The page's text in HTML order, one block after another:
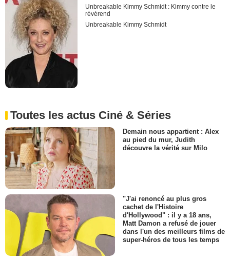
Unbreakable Kimmy Schmidt : Kimmy contre le
révérend
Unbreakable Kimmy Schmidt
Toutes les actus Ciné & Séries
Demain nous appartient : Alex
au pied du mur, Judith
découvre la vérité sur Milo
"J'ai renoncé au plus gros
cachet de l'Histoire
d'Hollywood" : il y a 18 ans,
Matt Damon a refusé de jouer
dans l'un des meilleurs films de
super-héros de tous les temps